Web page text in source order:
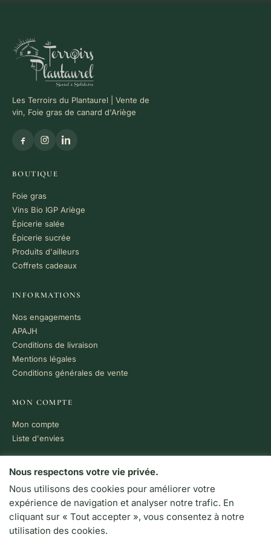
Les Terroirs du Plantaurel | Vente de
vin, Foie gras de canard d'Ariège
BOUTIQUE
Foie gras
Vins Bio IGP Ariège
Épicerie salée
Épicerie sucrée
Produits d'ailleurs
Coffrets cadeaux
INFORMATIONS
Nos engagements
APAJH
Conditions de livraison
Mentions légales
Conditions générales de vente
MON COMPTE
Mon compte
Liste d'envies
PAIEMENT 100% SÉCURISÉ
VISA MC CB
LIVRAISON RAPIDE
Colissimo · Chronopost
Nous respectons votre vie privée.
Nous utilisons des cookies pour améliorer votre
expérience de navigation et analyser notre trafic. En
cliquant sur « Tout accepter », vous consentez à notre
utilisation des cookies.